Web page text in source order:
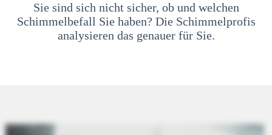
Sie sind sich nicht sicher, ob und welchen
Schimmelbefall Sie haben? Die Schimmelprofis
analysieren das genauer für Sie.